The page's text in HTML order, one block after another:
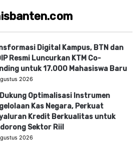
Digital Kampus, BTN dan
Resmi Luncurkan KTM Co-
untuk 17.000 Mahasiswa Baru
2026
Dukung Optimalisasi Instrumen
Kas Negara, Perkuat
Kredit Berkualitas untuk
Sektor Riil
2026